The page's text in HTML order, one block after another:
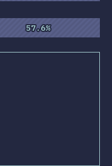
57.6%
57.6%